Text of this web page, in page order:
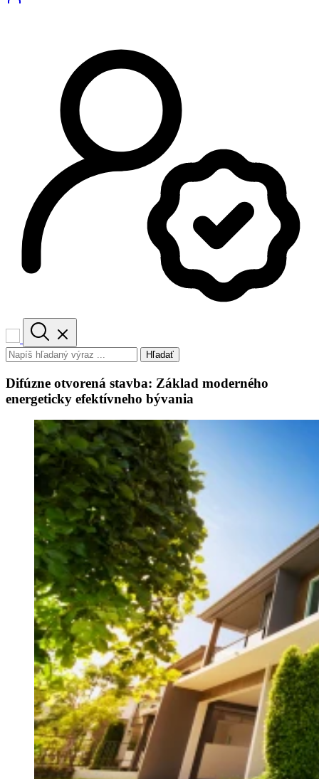
Hľadať
Difúzne otvorená stavba: Základ moderného
energeticky efektívneho bývania